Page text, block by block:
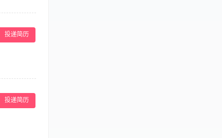
投递简历
站内容栏
体，提出
力，具备优
投递简历